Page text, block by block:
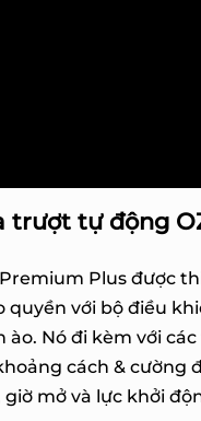
tự động
Plus được
quyền với bộ điều
Nó đi kèm với
cách & cường
mở và lực khởi